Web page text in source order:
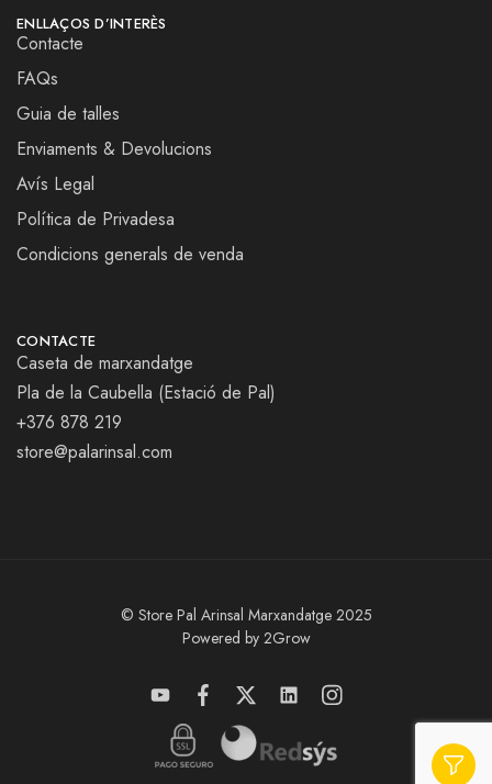
ENLLAÇOS D’INTERÈS
Contacte
FAQs
Guia de talles
Enviaments & Devolucions
Avís Legal
Política de Privadesa
Condicions generals de venda
CONTACTE
Caseta de marxandatge
Pla de la Caubella (Estació de Pal)
+376 878 219
store@palarinsal.com
© Store Pal Arinsal Marxandatge 2025
Powered by 2Grow